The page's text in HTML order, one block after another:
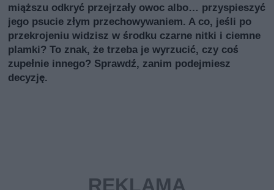
miąższu odkryć przejrzały owoc albo… przyspieszyć
jego psucie złym przechowywaniem. A co, jeśli po
przekrojeniu widzisz w środku czarne nitki i ciemne
plamki? To znak, że trzeba je wyrzucić, czy coś
zupełnie innego? Sprawdź, zanim podejmiesz
decyzję.